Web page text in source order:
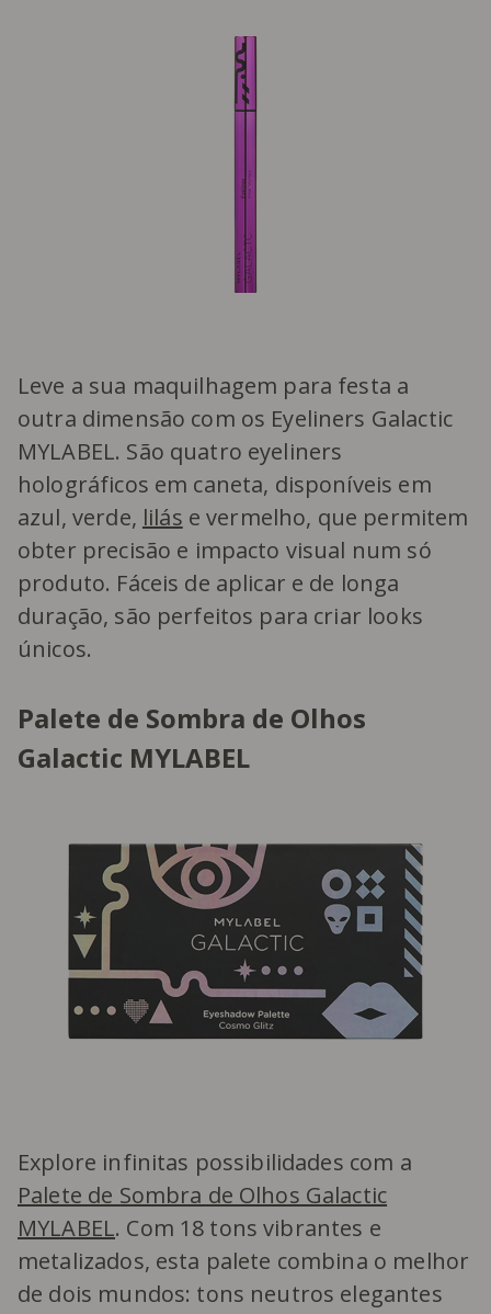
Leve a sua maquilhagem para festa a
outra dimensão com os Eyeliners Galactic
MYLABEL. São quatro eyeliners
holográficos em caneta, disponíveis em
azul, verde, lilás e vermelho, que permitem
obter precisão e impacto visual num só
produto. Fáceis de aplicar e de longa
duração, são perfeitos para criar looks
únicos.
Palete de Sombra de Olhos
Galactic MYLABEL
Explore infinitas possibilidades com a
Palete de Sombra de Olhos Galactic
MYLABEL. Com 18 tons vibrantes e
metalizados, esta palete combina o melhor
de dois mundos: tons neutros elegantes